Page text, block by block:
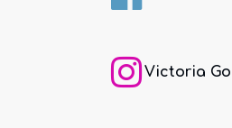
Victoria